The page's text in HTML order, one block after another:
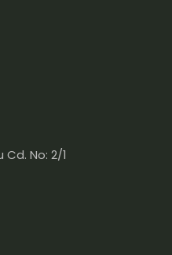
Cd. No: 2/1